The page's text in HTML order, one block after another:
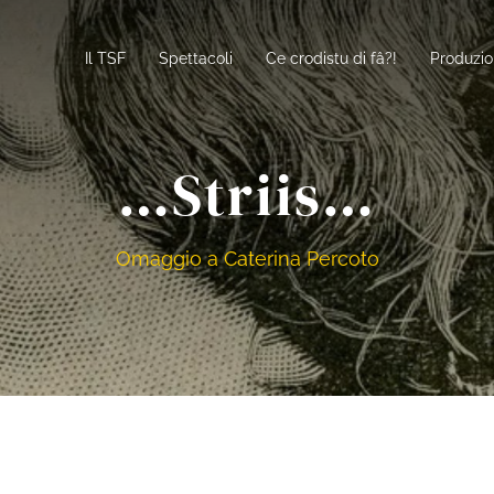
Il TSF Spettacoli Ce crodistu di fâ?!
…Striis…
Omaggio a Caterina Percoto